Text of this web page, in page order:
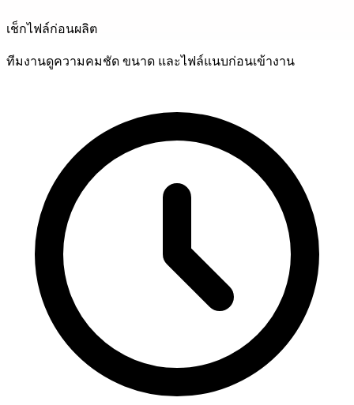
เช็กไฟล์ก่อนผลิต
ทีมงานดูความคมชัด ขนาด และไฟล์แนบก่อนเข้างาน